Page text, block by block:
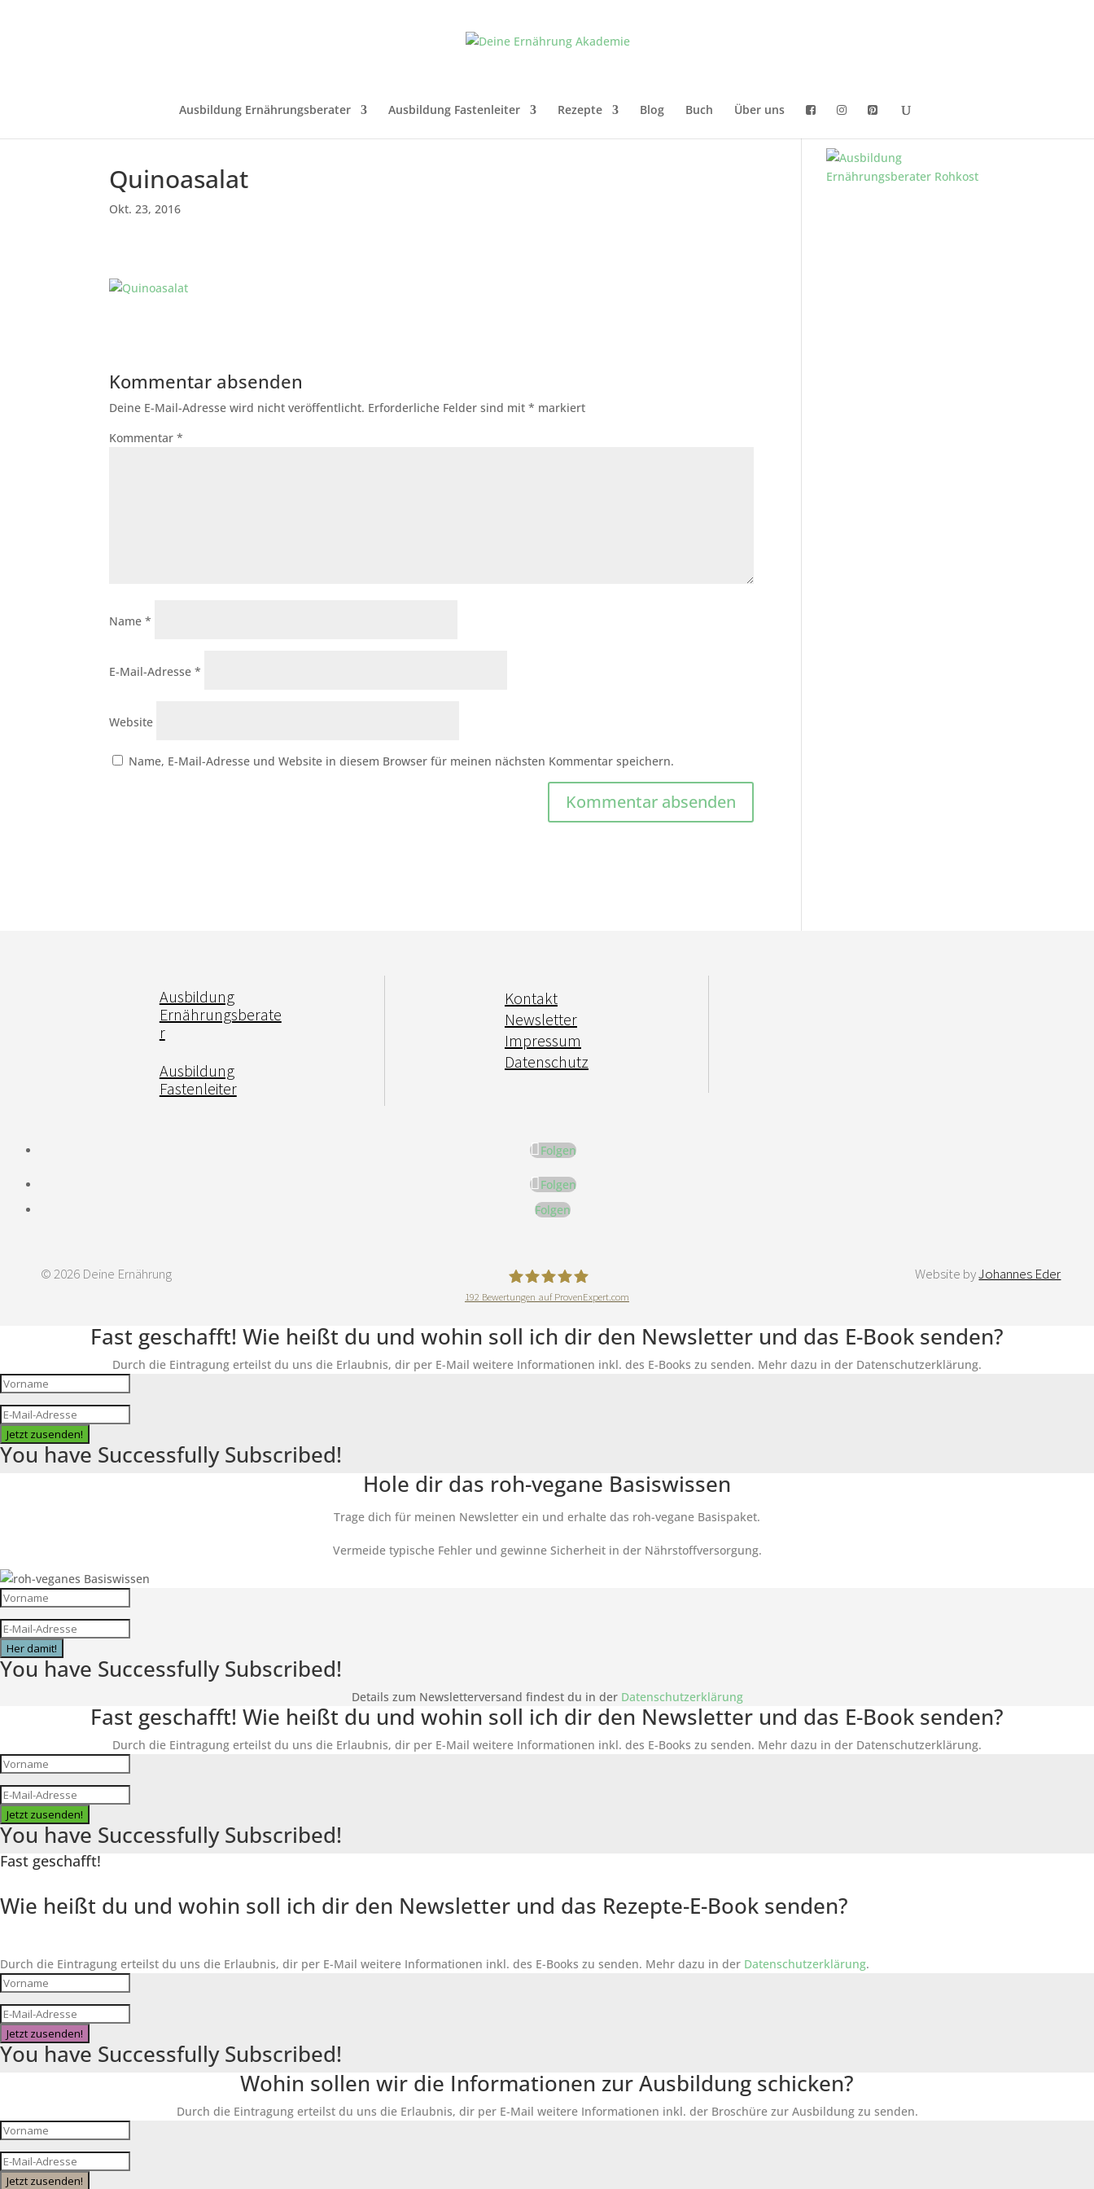
Ausbildung Ernährungsberater Ausbildung Fastenleiter Rezepte Blog Buch Über uns
Quinoasalat
Okt. 23, 2016
Kommentar absenden
Deine E-Mail-Adresse wird nicht veröffentlicht. Erforderliche Felder sind mit* markiert
Kommentar*
Name*
E-Mail-Adresse*
Website
Name, E-Mail-Adresse und Website in diesem Browser für meinen nächsten Kommentar speichern.
Ausbildung
Ernährungsberate
r
Ausbildung
Fastenleiter
Kontakt
Newsletter
Impressum
Datenschutz
Folgen
Folgen
Folgen
© 2026 Deine Ernährung
DeineErnährungAkademie
192 Bewertungen auf ProvenExpert.com
Website byJohannes Eder
Fast geschafft! Wie heißt du und wohin soll ich dir den Newsletter und das E-Book senden?
Durch die Eintragung erteilst du uns die Erlaubnis, dir per E-Mail weitere Informationen inkl. des E-Books zu senden. Mehr dazu in der Datenschutzerklärung.
Jetzt zusenden!
You have Successfully Subscribed!
Hole dir das roh-vegane Basiswissen
Trage dich für meinen Newsletter ein und erhalte das roh-vegane Basispaket.
Vermeide typische Fehler und gewinne Sicherheit in der Nährstoffversorgung.
Her damit!
You have Successfully Subscribed!
Details zum Newsletterversand findest du in der Datenschutzerklärung
Fast geschafft! Wie heißt du und wohin soll ich dir den Newsletter und das E-Book senden?
Durch die Eintragung erteilst du uns die Erlaubnis, dir per E-Mail weitere Informationen inkl. des E-Books zu senden. Mehr dazu in der Datenschutzerklärung.
Jetzt zusenden!
You have Successfully Subscribed!
Fast geschafft!
Wie heißt du und wohin soll ich dir den Newsletter und das Rezepte-E-Book senden?
Durch die Eintragung erteilst du uns die Erlaubnis, dir per E-Mail weitere Informationen inkl. des E-Books zu senden. Mehr dazu in der Datenschutzerklärung.
Jetzt zusenden!
You have Successfully Subscribed!
Wohin sollen wir die Informationen zur Ausbildung schicken?
Durch die Eintragung erteilst du uns die Erlaubnis, dir per E-Mail weitere Informationen inkl. der Broschüre zur Ausbildung zu senden.
Jetzt zusenden!